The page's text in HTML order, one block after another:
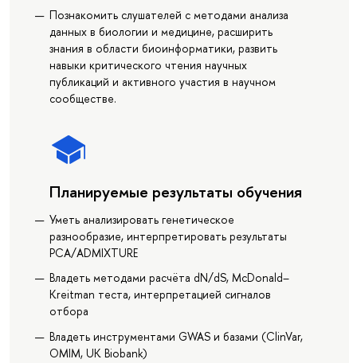
Познакомить слушателей с методами анализа
данных в биологии и медицине, расширить
знания в области биоинформатики, развить
навыки критического чтения научных
публикаций и активного участия в научном
сообществе.
Планируемые результаты обучения
Уметь анализировать генетическое
разнообразие, интерпретировать результаты
PCA/ADMIXTURE
Владеть методами расчёта dN/dS, McDonald–
Kreitman теста, интерпретацией сигналов
отбора
Владеть инструментами GWAS и базами (ClinVar,
OMIM, UK Biobank)